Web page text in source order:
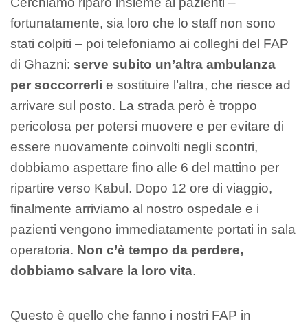
fortunatamente, sia loro che lo staff non sono
stati colpiti – poi telefoniamo ai colleghi del FAP
di Ghazni: serve subito un’altra ambulanza
per soccorrerli e sostituire l’altra, che riesce ad
arrivare sul posto. La strada però è troppo
pericolosa per potersi muovere e per evitare di
essere nuovamente coinvolti negli scontri,
dobbiamo aspettare fino alle 6 del mattino per
ripartire verso Kabul. Dopo 12 ore di viaggio,
finalmente arriviamo al nostro ospedale e i
pazienti vengono immediatamente portati in sala
operatoria. Non c’è tempo da perdere,
dobbiamo salvare la loro vita.
Questo è quello che fanno i nostri FAP in